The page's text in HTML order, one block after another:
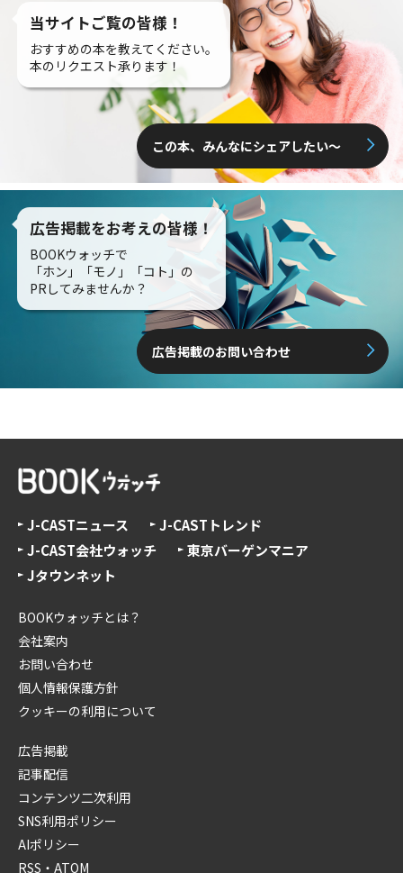
当サイトご覧の皆様！
おすすめの本を教えてください。
本のリクエスト承ります！
この本、みんなにシェアしたい〜
広告掲載をお考えの皆様！
BOOKウォッチで
「ホン」「モノ」「コト」の
PRしてみませんか？
広告掲載のお問い合わせ
J-CASTニュース
J-CASTトレンド
J-CAST会社ウォッチ
東京バーゲンマニア
Jタウンネット
BOOKウォッチとは？
会社案内
お問い合わせ
個人情報保護方針
クッキーの利用について
広告掲載
記事配信
コンテンツ二次利用
SNS利用ポリシー
AIポリシー
RSS・ATOM